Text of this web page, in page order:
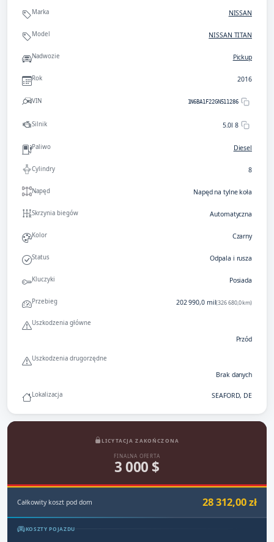
Marka NISSAN
Model NISSAN TITAN
Nadwozie Pickup
Rok 2016
VIN 1N6BA1F22GN511286
Silnik 5.0l 8
Paliwo Diesel
Cylindry 8
Napęd Napęd na tylne koła
Skrzynia biegów Automatyczna
Kolor Czarny
Status Odpala i rusza
Kluczyki Posiada
Przebieg 202 990,0 mil(326 680,0 km)
Uszkodzenia główne
Przód
Uszkodzenia drugorzędne
Brak danych
Lokalizacja SEAFORD, DE
LICYTACJA ZAKOŃCZONA
FINALNA OFERTA
3 000 $
Całkowity koszt pod dom 28 312,00 zł
KOSZTY POJAZDU